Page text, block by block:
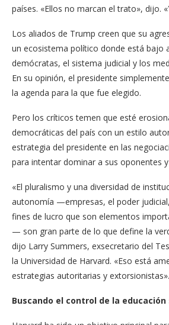
países. «Ellos no marcan el trato», dijo.
Los aliados de Trump creen que su
un ecosistema político donde está bajo
demócratas, el sistema judicial y los
En su opinión, el presidente
la agenda para la que fue elegido.
Pero los críticos temen que esté
democráticas del país con un estilo
estrategia del presidente en las
para intentar dominar a sus oponentes
«El pluralismo y una diversidad de
autonomía —empresas, el poder
fines de lucro que son elementos
— son gran parte de lo que define la
dijo Larry Summers, exsecretario del
la Universidad de Harvard. «Eso está
estrategias autoritarias y extorsionistas».
Buscando el control de la